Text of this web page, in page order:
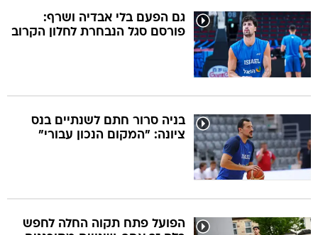
גם הפעם בלי אבדיה ושרף:
פורסם סגל הנבחרת לחלון הקרוב
בניה סרור חתם לשנתיים בנס
ציונה: "המקום הנכון עבורי"
הפועל פתח תקוה החלה לחפש